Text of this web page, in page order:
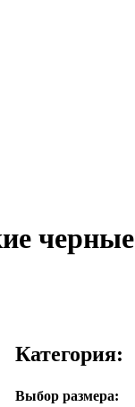
черные
Категория:
Выбор размера: